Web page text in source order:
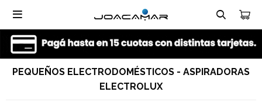

PEQUEÑOS ELECTRODOMÉSTICOS - ASPIRADORAS
ELECTROLUX